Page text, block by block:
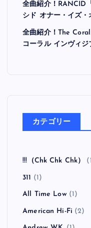
全曲紹介！RANCID
シド オナー・イズ・
全曲紹介！The
コーラル インヴィジ
カテゴリー
!!!（Chk Chk Chk）
311 (1)
All Time Low(1)
American Hi-Fi (2)